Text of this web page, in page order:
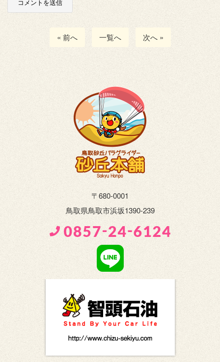
« 前へ 一覧へ 次へ »
〒680-0001
鳥取県鳥取市浜坂1390-239